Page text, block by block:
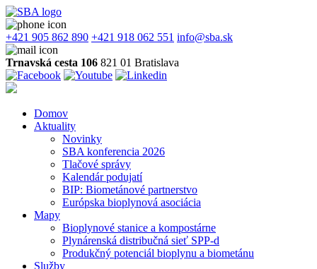
+421 905 862 890 +421 918 062 551 info@sba.sk
Trnavská cesta 106 821 01 Bratislava
Domov
Aktuality
Novinky
SBA konferencia 2026
Tlačové správy
Kalendár podujatí
BIP: Biometánové partnerstvo
Európska bioplynová asociácia
Mapy
Bioplynové stanice a kompostárne
Plynárenská distribučná sieť SPP-d
Produkčný potenciál bioplynu a biometánu
Služby